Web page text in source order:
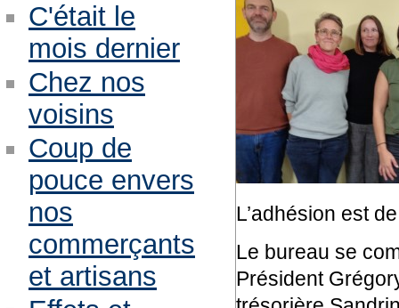
L’adhésion est
Le bureau se
Président
C'était le
mois dernier
Chez nos
voisins
Coup de
pouce envers
nos
commerçants
et artisans